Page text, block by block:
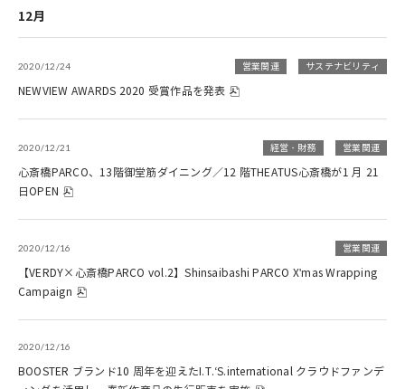
12月
2020/12/24 営業関連 サステナビリティ
NEWVIEW AWARDS 2020 受賞作品を発表
2020/12/21 経営・財務 営業関連
心斎橋PARCO、13階御堂筋ダイニング／12 階THEATUS心斎橋が1 月 21
日OPEN
2020/12/16 営業関連
【VERDY×心斎橋PARCO vol.2】Shinsaibashi PARCO X'mas Wrapping
Campaign
2020/12/16
BOOSTER ブランド10 周年を迎えたI.T.‘S.international クラウドファンデ